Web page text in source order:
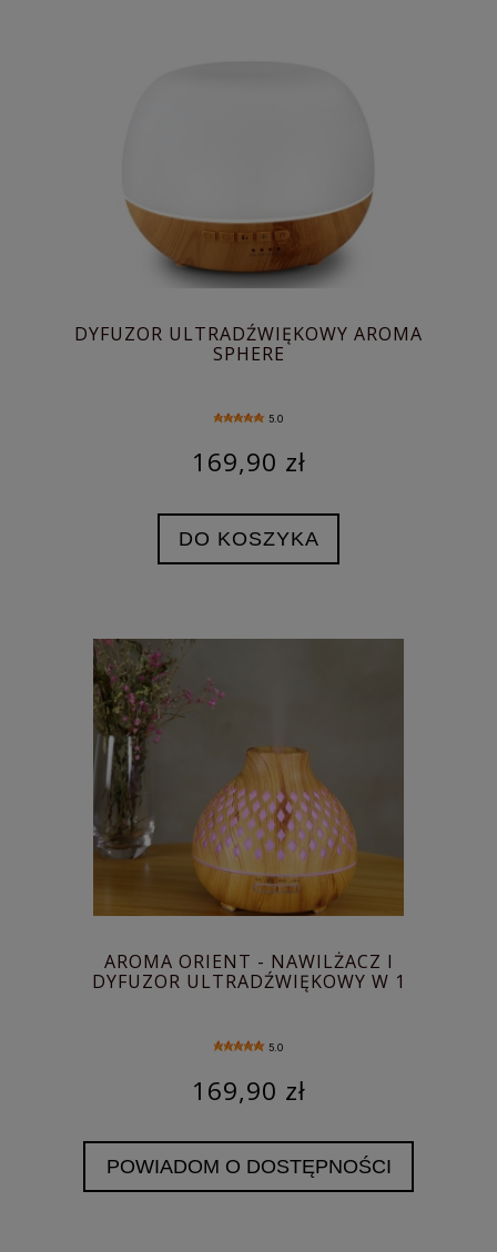
DYFUZOR ULTRADŹWIĘKOWY AROMA
SPHERE
5.0
169,90 zł
DO KOSZYKA
AROMA ORIENT - NAWILŻACZ I
DYFUZOR ULTRADŹWIĘKOWY W 1
5.0
169,90 zł
POWIADOM O DOSTĘPNOŚCI